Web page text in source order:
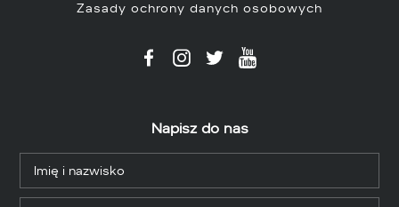
Zasady ochrony danych osobowych
Napisz do nas